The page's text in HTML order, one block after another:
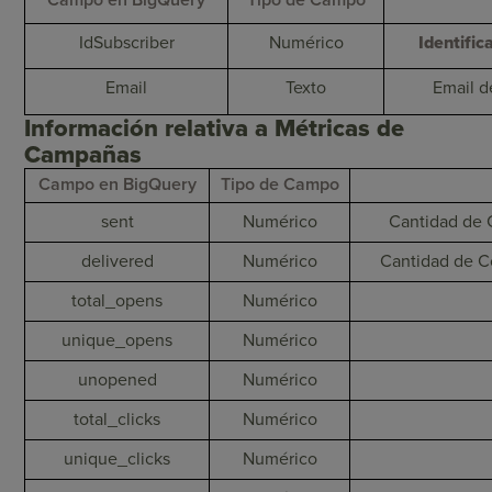
IdSubscriber
Numérico
Email Texto Email
Información relativa a Métricas de
Campañas
Campo en BigQuery
Tipo de Campo
sent
Numérico
Cantidad de
delivered
Numérico
Cantidad de
total_opens
Numérico
unique_opens
Numérico
unopened
Numérico
total_clicks
Numérico
unique_clicks
Numérico